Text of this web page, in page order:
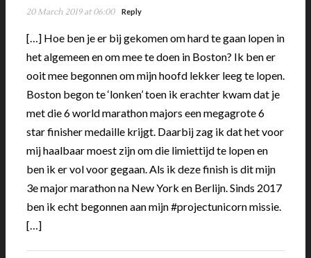
20 March 2019 at 06:00 Reply
[…] Hoe ben je er bij gekomen om hard te gaan lopen in
het algemeen en om mee te doen in Boston? Ik ben er
ooit mee begonnen om mijn hoofd lekker leeg te lopen.
Boston begon te ‘lonken’ toen ik erachter kwam dat je
met die 6 world marathon majors een megagrote 6
star finisher medaille krijgt. Daarbij zag ik dat het voor
mij haalbaar moest zijn om die limiettijd te lopen en
ben ik er vol voor gegaan. Als ik deze finish is dit mijn
3e major marathon na New York en Berlijn. Sinds 2017
ben ik echt begonnen aan mijn #projectunicorn missie.
[…]